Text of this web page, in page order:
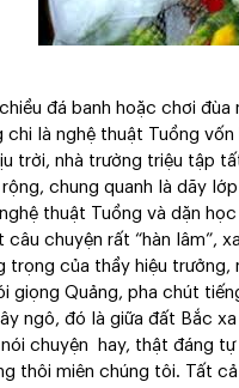
đá banh hoặc chơi
là nghệ thuật Tuồng
trời, nhà trường triệu tập
chung quanh là dãy
thuật Tuồng và dặn
câu chuyện rất “hàn lâm”,
trọng của thầy hiệu
giọng Quảng, pha chút
ngô, đó là giữa đất Bắc
chuyện hay, thật đáng
thôi miên chúng tôi. Tất